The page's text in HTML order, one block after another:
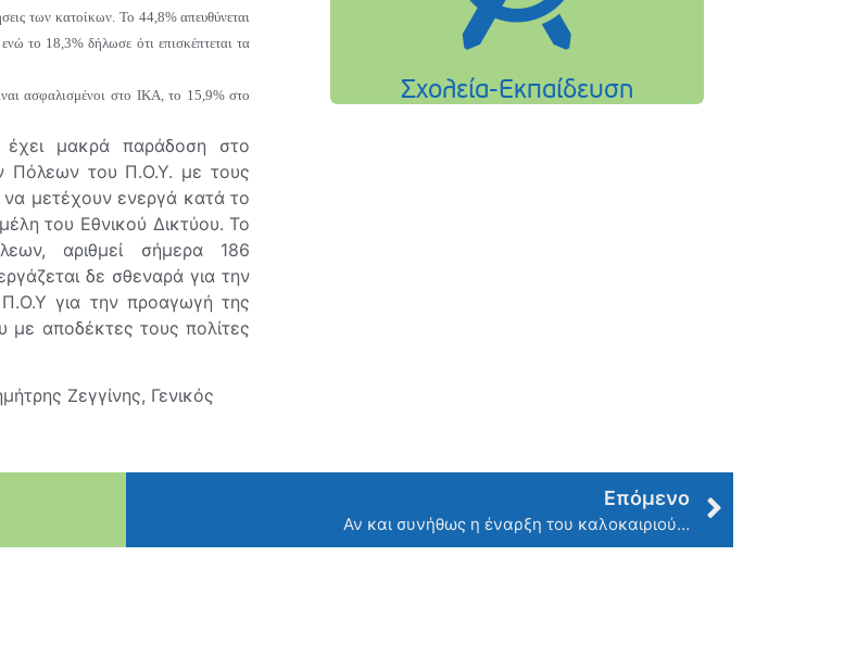
των κατοίκων. Το 44,8% απευθύνεται
το 18,3% δήλωσε ότι επισκέπτεται τα
ασφαλισμένοι στο ΙΚΑ, το 15,9% στο
μακρά παράδοση στο
Πόλεων του Π.Ο.Υ. με τους
μετέχουν ενεργά κατά το
του Εθνικού Δικτύου. Το
αριθμεί σήμερα 186
δε σθεναρά για την
για την προαγωγή της
με αποδέκτες τους πολίτες
Ζεγγίνης, Γενικός
Επόμενο
Αν και συνήθως η έναρξη του καλοκαιριού…